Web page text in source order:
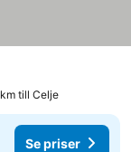
till Celje
Se priser